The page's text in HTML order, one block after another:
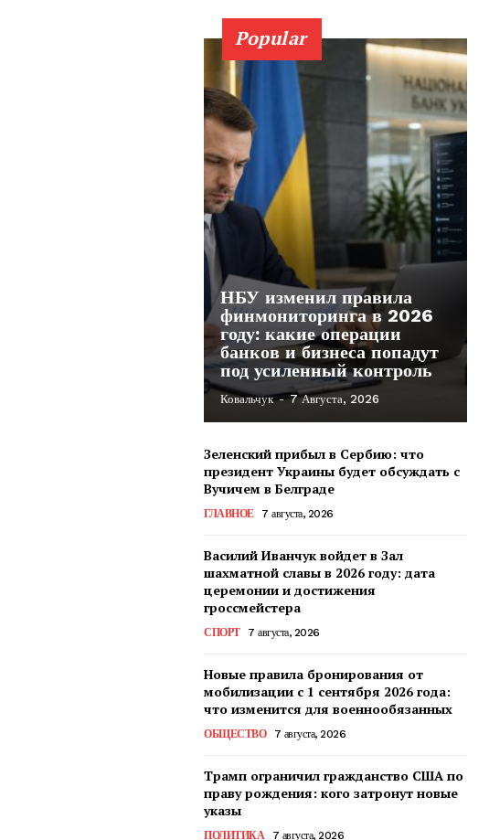
Popular
НБУ изменил правила
финмониторинга в 2026
году: какие операции
банков и бизнеса попадут
под усиленный контроль
Ковальчук - 7 Августа, 2026
Зеленский прибыл в Сербию: что
президент Украины будет обсуждать с
Вучичем в Белграде
ГЛАВНОЕ 7 августа, 2026
Василий Иванчук войдет в Зал
шахматной славы в 2026 году: дата
церемонии и достижения
гроссмейстера
СПОРТ 7 августа, 2026
Новые правила бронирования от
мобилизации с 1 сентября 2026 года:
что изменится для военнообязанных
ОБЩЕСТВО 7 августа, 2026
Трамп ограничил гражданство США по
праву рождения: кого затронут новые
указы
ПОЛИТИКА 7 августа, 2026